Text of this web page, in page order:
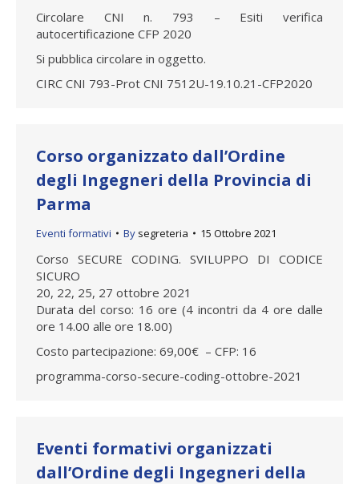
Circolare CNI n. 793 – Esiti verifica
autocertificazione CFP 2020
Si pubblica circolare in oggetto.
CIRC CNI 793-Prot CNI 7512U-19.10.21-CFP2020
Corso organizzato dall’Ordine
degli Ingegneri della Provincia di
Parma
Eventi formativi By segreteria 15 Ottobre 2021
Corso SECURE CODING. SVILUPPO DI CODICE
SICURO
20, 22, 25, 27 ottobre 2021
Durata del corso: 16 ore (4 incontri da 4 ore dalle
ore 14.00 alle ore 18.00)
Costo partecipazione: 69,00€ – CFP: 16
programma-corso-secure-coding-ottobre-2021
Eventi formativi organizzati
dall’Ordine degli Ingegneri della